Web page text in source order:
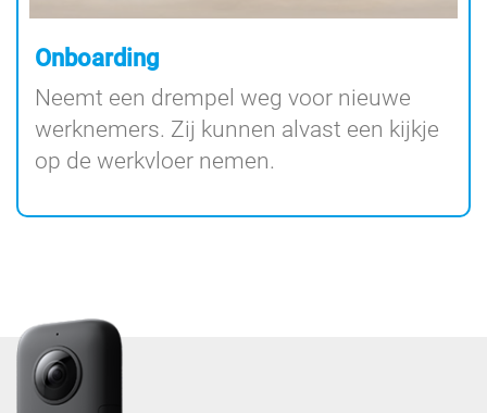
Onboarding
Neemt een drempel weg voor nieuwe
werknemers. Zij kunnen alvast een kijkje
op de werkvloer nemen.